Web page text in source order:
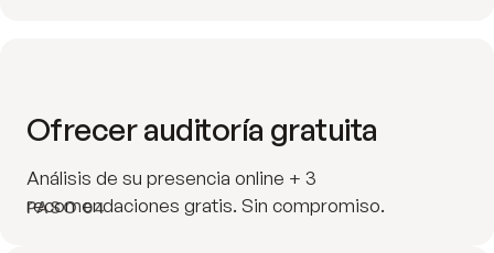
PASO 04
Ofrecer auditoría gratuita
Análisis de su presencia online + 3
recomendaciones gratis. Sin compromiso.